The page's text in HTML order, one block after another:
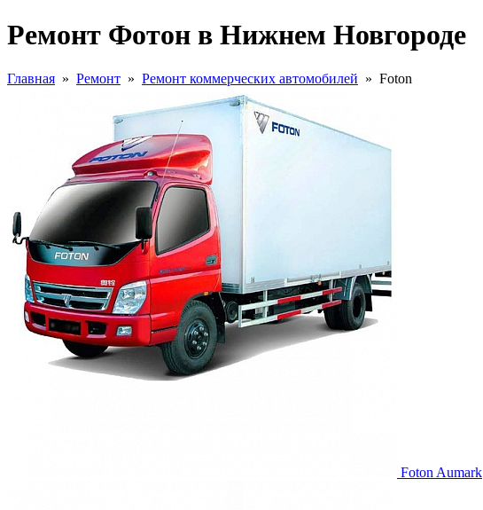
Ремонт Фотон в Нижнем Новгороде
Главная » Ремонт » Ремонт коммерческих автомобилей » Foton
Foton Aumark